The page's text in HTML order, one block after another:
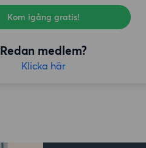
Kom igång gratis!
Redan medlem?
Klicka här